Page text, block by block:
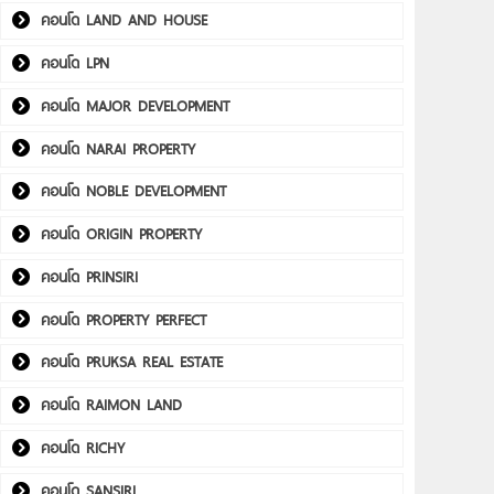
คอนโด LAND AND HOUSE
คอนโด LPN
คอนโด MAJOR DEVELOPMENT
คอนโด NARAI PROPERTY
คอนโด NOBLE DEVELOPMENT
คอนโด ORIGIN PROPERTY
คอนโด PRINSIRI
คอนโด PROPERTY PERFECT
คอนโด PRUKSA REAL ESTATE
คอนโด RAIMON LAND
คอนโด RICHY